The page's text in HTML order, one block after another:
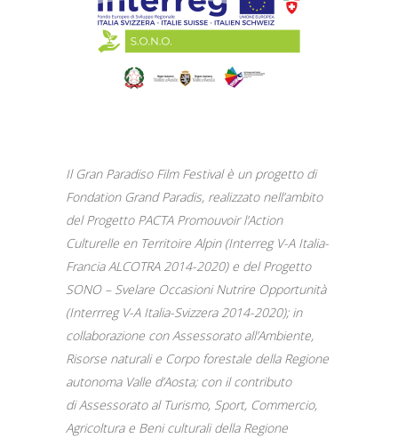
Il Gran Paradiso Film Festival è un progetto di
Fondation Grand Paradis, realizzato nell’ambito
del Progetto PACTA Promouvoir l’Action
Culturelle en Territoire Alpin (Interreg V-A Italia-
Francia ALCOTRA 2014-2020) e del Progetto
SONO – Svelare Occasioni Nutrire Opportunità
(Interrreg V-A Italia-Svizzera 2014-2020); in
collaborazione con Assessorato all’Ambiente,
Risorse naturali e Corpo forestale della Regione
autonoma Valle d’Aosta; con il contributo
di Assessorato al Turismo, Sport, Commercio,
Agricoltura e Beni culturali della Regione